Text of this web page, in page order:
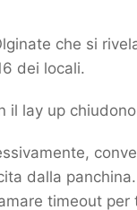
che si
dei locali.
lay up
dalla
timeout